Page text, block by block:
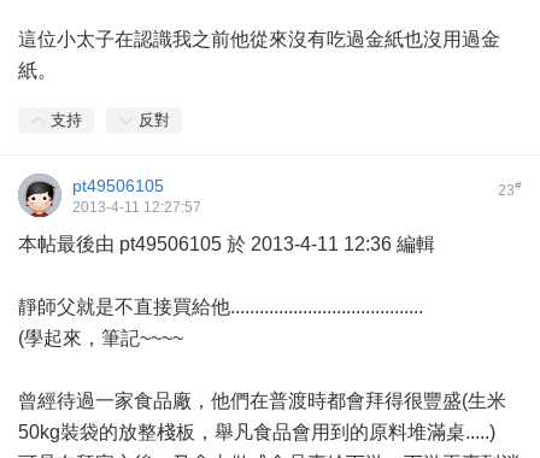
這位小太子在認識我之前他從來沒有吃過金紙也沒用過金
紙。
支持 反對
23#
pt49506105
2013-4-11 12:27:57
本帖最後由 pt49506105 於 2013-4-11 12:36 編輯
靜師父就是不直接買給他........................................
(學起來，筆記~~~~
曾經待過一家食品廠，他們在普渡時都會拜得很豐盛(生米
50kg裝袋的放整棧板，舉凡食品會用到的原料堆滿桌.....)